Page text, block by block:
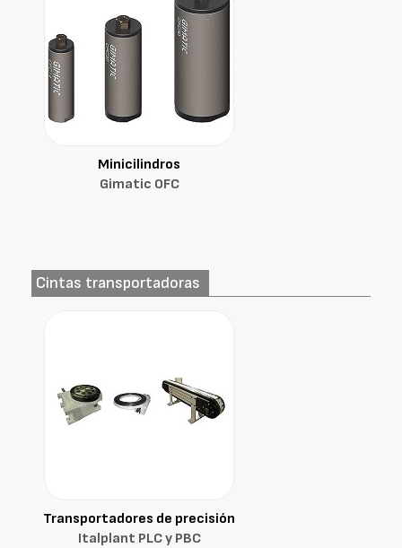
Minicilindros
Gimatic OFC
Cintas transportadoras
Transportadores de precisión
Italplant PLC y PBC